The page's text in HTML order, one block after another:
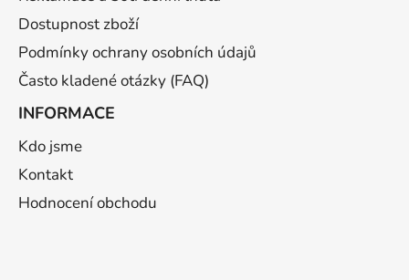
Dostupnost zboží
Podmínky ochrany osobních údajů
Často kladené otázky (FAQ)
INFORMACE
Kdo jsme
Kontakt
Hodnocení obchodu